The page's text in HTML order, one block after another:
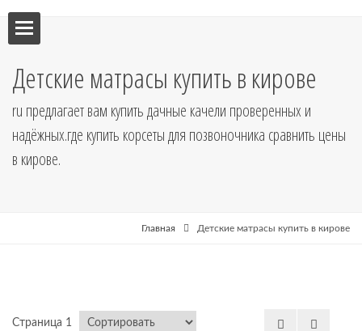
кухни
Детские матрасы купить в кирове
ru предлагает вам купить дачные качели проверенных и
надёжных.где купить корсеты для позвоночника сравнить цены
в кирове.
Главная Детские матрасы купить в кирове
Страница 1